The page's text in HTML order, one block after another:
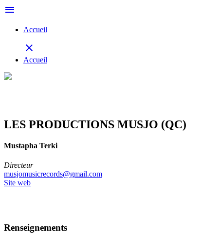
menu
Accueil
close
Accueil
LES PRODUCTIONS MUSJO (QC)
Mustapha Terki
Directeur
musjomusicrecords@gmail.com
Site web
Renseignements